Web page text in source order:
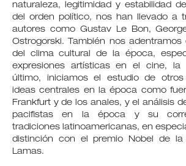
naturaleza, legitimidad y estabilidad
del orden político, nos han llevado a
autores como Gustav Le Bon,
Ostrogorski. También nos
del clima cultural de la época,
expresiones artísticas en el cine, la
último, iniciamos el estudio de
ideas centrales en la época como
Frankfurt y de los anales, y el análisis
pacifistas en la época y su
tradiciones latinoamericanas, en
distinción con el premio Nobel de la
Lamas.